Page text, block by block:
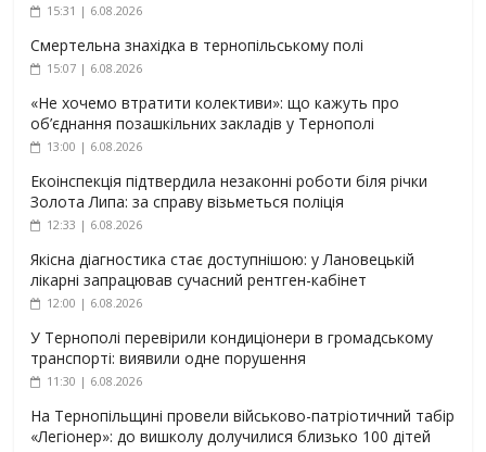
15:31 | 6.08.2026
Смертельна знахідка в тернопільському полі
15:07 | 6.08.2026
«Не хочемо втратити колективи»: що кажуть про
об’єднання позашкільних закладів у Тернополі
13:00 | 6.08.2026
Екоінспекція підтвердила незаконні роботи біля річки
Золота Липа: за справу візьметься поліція
12:33 | 6.08.2026
Якісна діагностика стає доступнішою: у Лановецькій
лікарні запрацював сучасний рентген-кабінет
12:00 | 6.08.2026
У Тернополі перевірили кондиціонери в громадському
транспорті: виявили одне порушення
11:30 | 6.08.2026
На Тернопільщині провели військово-патріотичний табір
«Легіонер»: до вишколу долучилися близько 100 дітей